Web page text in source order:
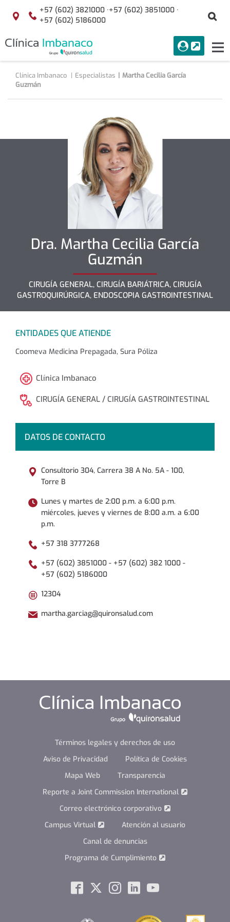
Saltar al contenido
Localización
+57 (602) 3821000 ·+57 (602) 3851000 ·
+57 (602) 5186000
menuAcceso
Buscar
Clínica Imbanaco Especialistas
Martha Cecilia García
Guzmán
Dra. Martha Cecilia García
Guzmán
CIRUGÍA GENERAL, CIRUGÍA BARIÁTRICA, CIRUGÍA
GASTROQUIRÚRGICA, ENDOSCOPIA GASTROINTESTINAL
ENTIDADES QUE ATIENDE
Coomeva Medicina Prepagada, Sura Póliza
Clínica Imbanaco
CIRUGÍA GENERAL / CIRUGÍA GASTROINTESTINAL
DATOS DE CONTACTO
Consultorio 304, Carrera 38 A No. 5A - 100,
Torre B
Lunes y martes de 2:00 p.m. a 6:00 p.m.
miércoles, jueves y viernes de 8:00 a.m. a 6:00
p.m.
+57 318 3777268
+57 (602) 3851000 - +57 (602) 382 1000 -
+57 (602) 5186000
12304
martha.garciag@quironsalud.com
Términos legales y derechos de uso
Aviso de Privacidad
Política de Cookies
Mapa Web
Transparencia
Reporte a Joint Commission International
Correo electrónico corporativo
Campus Virtual
Atención al usuario
Canal de denuncias
Programa de Cumplimiento